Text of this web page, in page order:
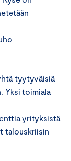
tyytyväisiä
Yksi toimiala
yrityksistä
talouskriisin